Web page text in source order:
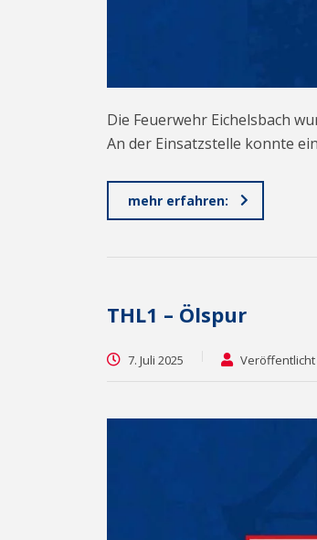
Die Feuerwehr Eichelsbach
An der Einsatzstelle konnte
mehr erfahren:
THL1 – Ölspur
7. Juli 2025